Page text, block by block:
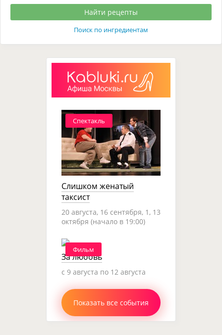
Поиск по ингредиентам
Спектакль
Слишком женатый
таксист
20 августа, 16 сентября, 1, 13
октября (начало в 19:00)
Фильм
За любовь
c 9 августа по 12 августа
Показать все события